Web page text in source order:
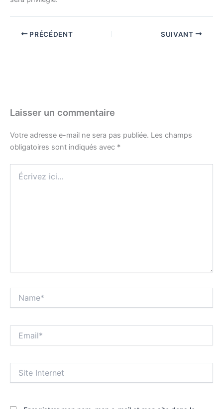
PRÉCÉDENT SUIVANT
Laisser un commentaire
Votre adresse e-mail ne sera pas publiée. Les champs
obligatoires sont indiqués avec *
ici…
Internet